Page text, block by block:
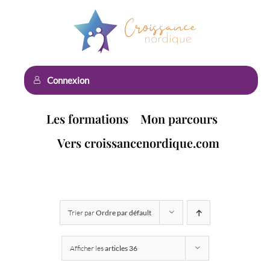
Les formations
Mon parcours
Vers croissancenordique.com
Connexion
Trier parOrdre par défault
Afficher lesarticles 36